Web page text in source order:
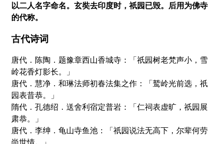
以二人名字命名。玄奘去印度时，祇园已毁。后用为佛寺
的代称。
古代诗词
唐代．陈陶．题豫章西山香城寺：「祇园树老梵声小，雪
岭花香灯影长。」
唐代．慧净．和琳法师初春法集之作：「鹫岭光前选，祇
园表昔恭。」
隋代．孔德绍．送舍利宿定普岩：「仁祠表虚旷，祇园展
肃恭。」
唐代．李绅．龟山寺鱼池：「祇园说法无高下，尔辈何劳